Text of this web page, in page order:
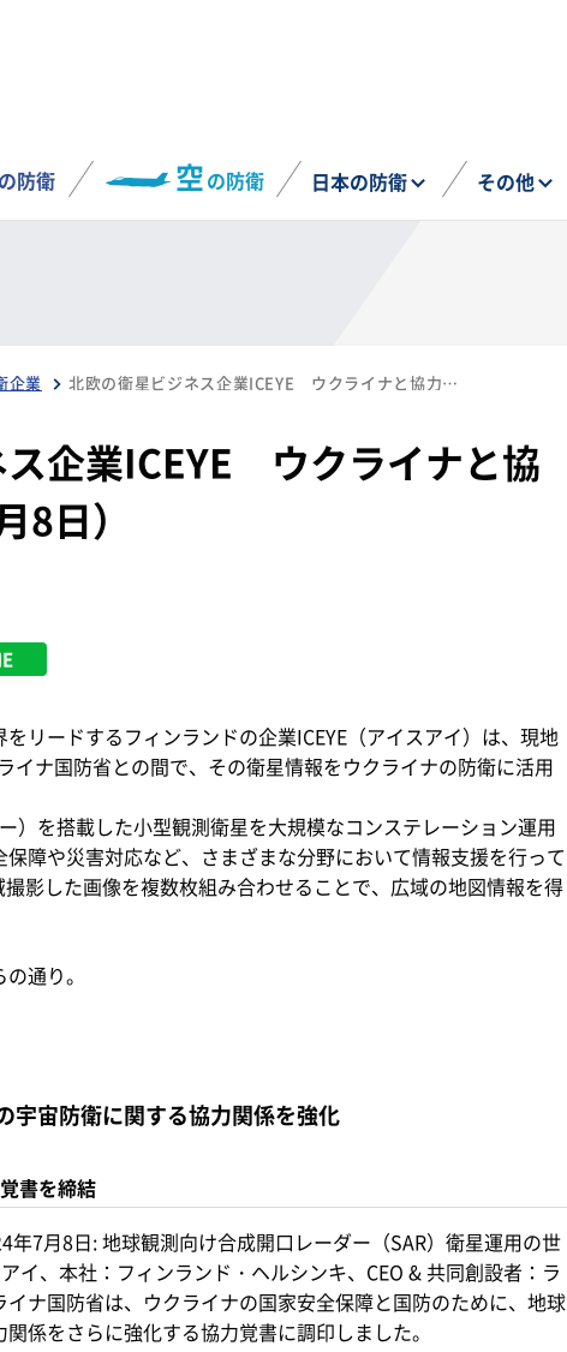
の防衛 空の防衛 日本の防衛 その他
企業 北欧の衛星ビジネス企業ICEYE ウクライナと協力覚書を手交（7月8日）
企業ICEYE ウクライナと協
8日）
リードするフィンランドの企業ICEYE（アイスアイ）は、現地
イナ国防省との間で、その衛星情報をウクライナの防衛に活用
）を搭載した小型観測衛星を大規模なコンステレーション運用
保障や災害対応など、さまざまな分野において情報支援を行って
影した画像を複数枚組み合わせることで、広域の地図情報を得
通り。
宇宙防衛に関する協力関係を強化
書を締結
7月8日: 地球観測向け合成開口レーダー（SAR）衛星運用の世
イ、本社：フィンランド・ヘルシンキ、CEO & 共同創設者：ラ
ナ国防省は、ウクライナの国家安全保障と国防のために、地球
係をさらに強化する協力覚書に調印しました。